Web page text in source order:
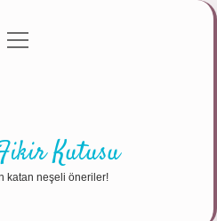
Politikası
menüyü
Kutusu
katan neşeli öneriler!